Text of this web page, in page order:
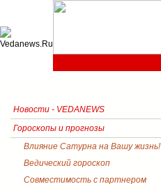
Новости - VEDANEWS
Гороскопы и прогнозы
Влияние Сатурна на Вашу жизнь!
Ведический гороскоп
Совместимость с партнером